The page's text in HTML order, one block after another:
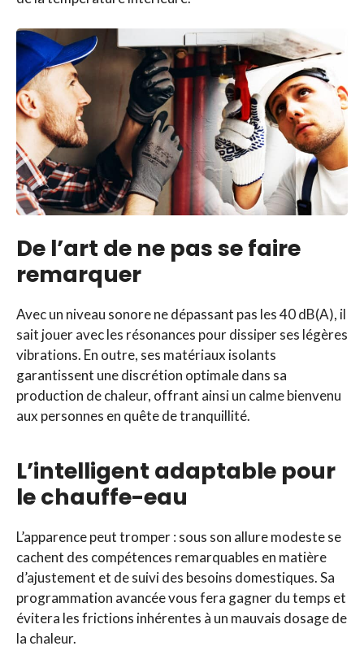
De l’art de ne pas se faire
remarquer
Avec un niveau sonore ne dépassant pas les 40 dB(A), il
sait jouer avec les résonances pour dissiper ses légères
vibrations. En outre, ses matériaux isolants
garantissent une discrétion optimale dans sa
production de chaleur, offrant ainsi un calme bienvenu
aux personnes en quête de tranquillité.
L’intelligent adaptable pour
le chauffe-eau
L’apparence peut tromper : sous son allure modeste se
cachent des compétences remarquables en matière
d’ajustement et de suivi des besoins domestiques. Sa
programmation avancée vous fera gagner du temps et
évitera les frictions inhérentes à un mauvais dosage de
la chaleur.